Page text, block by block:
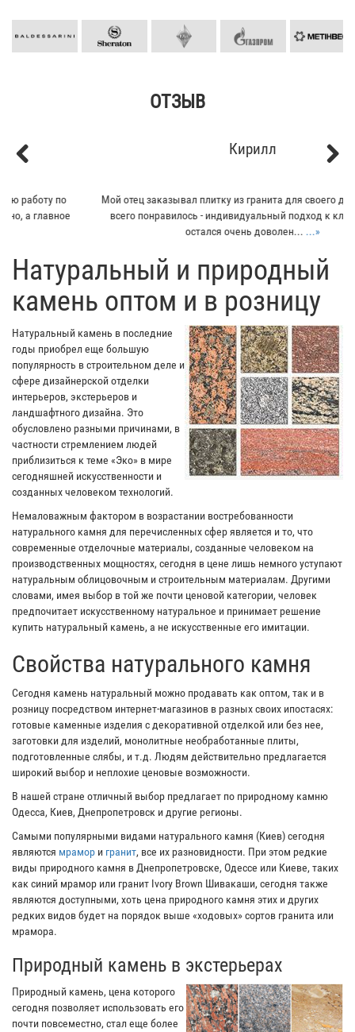
ОТЗЫВ
Мой отец заказывал плитку из гранита для своего дома. Больше
всего понравилось - индивидуальный подход к клиенту. Отец
остался очень доволен......»
​Натуральный и природный
камень оптом и в розницу
Натуральный камень в последние
годы приобрел еще большую
популярность в строительном деле и
сфере дизайнерской отделки
интерьеров, экстерьеров и
ландшафтного дизайна. Это
обусловлено разными причинами, в
частности стремлением людей
приблизиться к теме «Эко» в мире
сегодняшней искусственности и
созданных человеком технологий.
Немаловажным фактором в возрастании востребованности
натурального камня для перечисленных сфер является и то, что
современные отделочные материалы, созданные человеком на
производственных мощностях, сегодня в цене лишь немного уступают
натуральным облицовочным и строительным материалам. Другими
словами, имея выбор в той же почти ценовой категории, человек
предпочитает искусственному натуральное и принимает решение
купить натуральный камень, а не искусственные его имитации.
Свойства натурального камня
Сегодня камень натуральный можно продавать как оптом, так и в
розницу посредством интернет-магазинов в разных своих ипостасях:
готовые каменные изделия с декоративной отделкой или без нее,
заготовки для изделий, монолитные необработанные плиты,
подготовленные слябы, и т.д. Людям действительно предлагается
широкий выбор и неплохие ценовые возможности.
В нашей стране отличный выбор предлагает по природному камню
Одесса, Киев, Днепропетровск и другие регионы.
Самыми популярными видами натурального камня (Киев) сегодня
являются мрамор и гранит, все их разновидности. При этом редкие
виды природного камня в Днепропетровске, Одессе или Киеве, таких
как синий мрамор или гранит Ivory Brown Шивакаши, сегодня также
являются доступными, хоть цена природного камня этих и других
редких видов будет на порядок выше «ходовых» сортов гранита или
мрамора.
Природный камень в экстерьерах
Природный камень, цена которого
сегодня позволяет использовать его
почти повсеместно, стал еще более